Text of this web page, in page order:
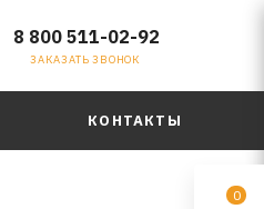
8 800 511-02-92
ЗАКАЗАТЬ ЗВОНОК
КОНТАКТЫ
0